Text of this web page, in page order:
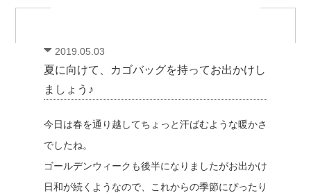
2019.05.03
夏に向けて、カゴバッグを持ってお出かけし
ましょう♪
今日は春を通り越してちょっと汗ばむような暖かさ
でしたね。
ゴールデンウィークも後半になりましたがお出かけ
日和が続くようなので、これからの季節にぴったり